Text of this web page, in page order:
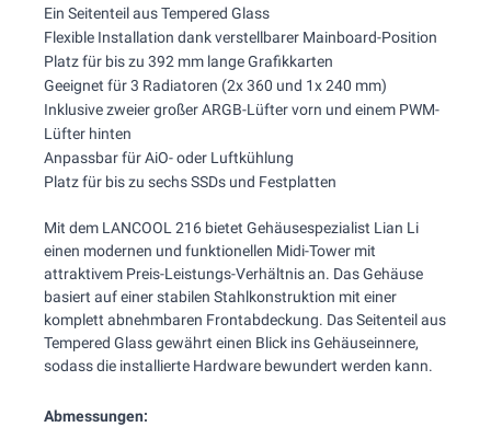
Ein Seitenteil aus Tempered Glass
Flexible Installation dank verstellbarer Mainboard-Position
Platz für bis zu 392 mm lange Grafikkarten
Geeignet für 3 Radiatoren (2x 360 und 1x 240 mm)
Inklusive zweier großer ARGB-Lüfter vorn und einem PWM-
Lüfter hinten
Anpassbar für AiO- oder Luftkühlung
Platz für bis zu sechs SSDs und Festplatten
Mit dem LANCOOL 216 bietet Gehäusespezialist Lian Li
einen modernen und funktionellen Midi-Tower mit
attraktivem Preis-Leistungs-Verhältnis an. Das Gehäuse
basiert auf einer stabilen Stahlkonstruktion mit einer
komplett abnehmbaren Frontabdeckung. Das Seitenteil aus
Tempered Glass gewährt einen Blick ins Gehäuseinnere,
sodass die installierte Hardware bewundert werden kann.
Abmessungen: